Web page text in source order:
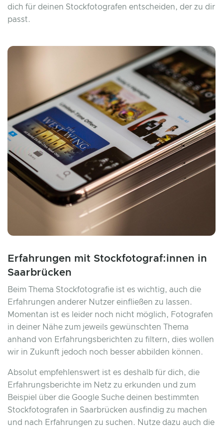
dich für deinen Stockfotografen entscheiden, der zu dir
passt.
Erfahrungen mit Stockfotograf:innen in
Saarbrücken
Beim Thema Stockfotografie ist es wichtig, auch die
Erfahrungen anderer Nutzer einfließen zu lassen.
Momentan ist es leider noch nicht möglich, Fotografen
in deiner Nähe zum jeweils gewünschten Thema
anhand von Erfahrungsberichten zu filtern, dies wollen
wir in Zukunft jedoch noch besser abbilden können.
Absolut empfehlenswert ist es deshalb für dich, die
Erfahrungsberichte im Netz zu erkunden und zum
Beispiel über die Google Suche deinen bestimmten
Stockfotografen in Saarbrücken ausfindig zu machen
und nach Erfahrungen zu suchen. Nutze dazu auch die